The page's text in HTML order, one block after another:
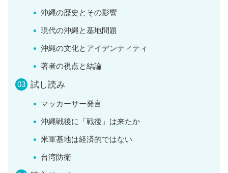
沖縄の歴史とその影響
現代の沖縄と基地問題
沖縄の文化とアイデンティティ
著者の視点と結論
試し読み
マッカーサー発言
沖縄戦後に「戦後」は来たか
米軍基地は経済的ではない
台湾防衛